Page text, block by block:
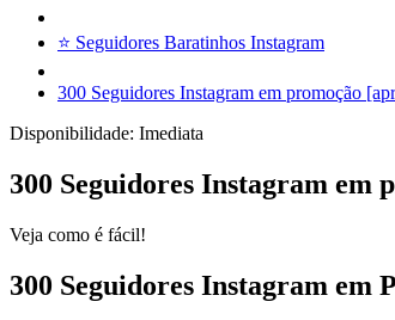
⭐ Seguidores Baratinhos Instagram
300 Seguidores Instagram em promoção
Disponibilidade: Imediata
300 Seguidores Instagram em
Veja como é fácil!
300 Seguidores Instagram em